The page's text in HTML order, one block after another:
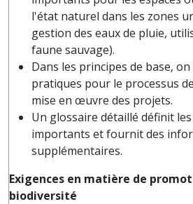
l'état naturel dans les zones
gestion des eaux de pluie,
faune sauvage).
Dans les principes de base,
pratiques pour le processus
mise en œuvre des projets.
Un glossaire détaillé définit
importants et fournit des
supplémentaires.
Exigences en matière de
biodiversité